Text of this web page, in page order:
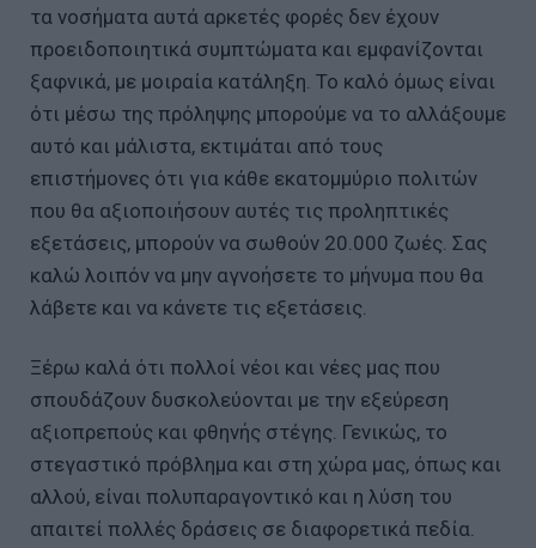
τα νοσήματα αυτά αρκετές φορές δεν έχουν
προειδοποιητικά συμπτώματα και εμφανίζονται
ξαφνικά, με μοιραία κατάληξη. Το καλό όμως είναι
ότι μέσω της πρόληψης μπορούμε να το αλλάξουμε
αυτό και μάλιστα, εκτιμάται από τους
επιστήμονες ότι για κάθε εκατομμύριο πολιτών
που θα αξιοποιήσουν αυτές τις προληπτικές
εξετάσεις, μπορούν να σωθούν 20.000 ζωές. Σας
καλώ λοιπόν να μην αγνοήσετε το μήνυμα που θα
λάβετε και να κάνετε τις εξετάσεις.
Ξέρω καλά ότι πολλοί νέοι και νέες μας που
σπουδάζουν δυσκολεύονται με την εξεύρεση
αξιοπρεπούς και φθηνής στέγης. Γενικώς, το
στεγαστικό πρόβλημα και στη χώρα μας, όπως και
αλλού, είναι πολυπαραγοντικό και η λύση του
απαιτεί πολλές δράσεις σε διαφορετικά πεδία.